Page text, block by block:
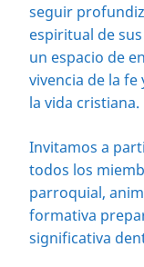
seguir
espiritual de
un espacio de
vivencia de la fe
la vida cristiana.
Invitamos a
todos los
parroquial,
formativa
significativa